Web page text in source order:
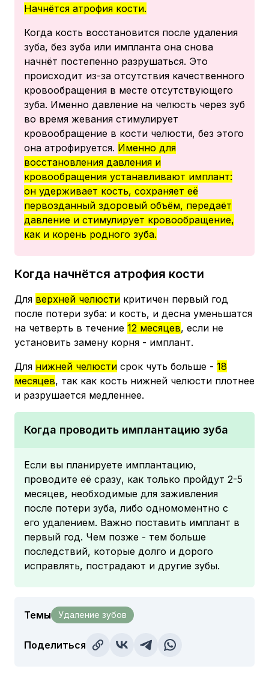
Начнётся атрофия кости.
Когда кость восстановится после удаления
зуба, без зуба или импланта она снова
начнёт постепенно разрушаться. Это
происходит из-за отсутствия качественного
кровообращения в месте отсутствующего
зуба. Именно давление на челюсть через зуб
во время жевания стимулирует
кровообращение в кости челюсти, без этого
она атрофируется. Именно для
восстановления давления и
кровообращения устанавливают имплант:
он удерживает кость, сохраняет её
первозданный здоровый объём, передаёт
давление и стимулирует кровообращение,
как и корень родного зуба.
Когда начнётся атрофия кости
Для верхней челюсти критичен первый год
после потери зуба: и кость, и десна уменьшатся
на четверть в течение 12 месяцев, если не
установить замену корня - имплант.
Для нижней челюсти срок чуть больше - 18
месяцев, так как кость нижней челюсти плотнее
и разрушается медленнее.
Когда проводить имплантацию зуба
Если вы планируете имплантацию,
проводите её сразу, как только пройдут 2-5
месяцев, необходимые для заживления
после потери зуба, либо одномоментно с
его удалением. Важно поставить имплант в
первый год. Чем позже - тем больше
последствий, которые долго и дорого
исправлять, пострадают и другие зубы.
Темы Удаление зубов
Поделиться